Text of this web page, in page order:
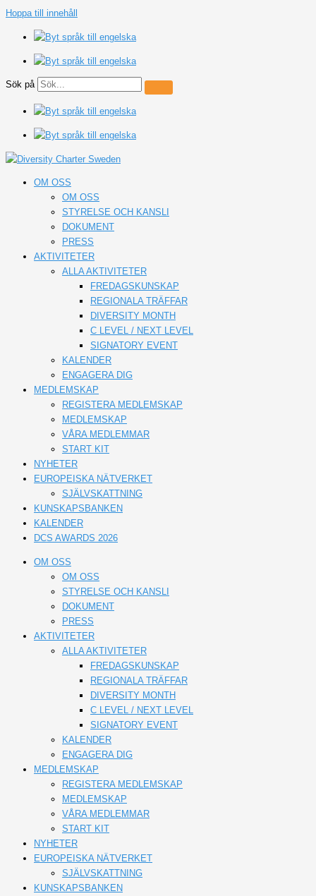
Hoppa till innehåll
Sök på
OM OSS
OM OSS
STYRELSE OCH KANSLI
DOKUMENT
PRESS
AKTIVITETER
ALLA AKTIVITETER
FREDAGSKUNSKAP
REGIONALA TRÄFFAR
DIVERSITY MONTH
C LEVEL / NEXT LEVEL
SIGNATORY EVENT
KALENDER
ENGAGERA DIG
MEDLEMSKAP
REGISTERA MEDLEMSKAP
MEDLEMSKAP
VÅRA MEDLEMMAR
START KIT
NYHETER
EUROPEISKA NÄTVERKET
SJÄLVSKATTNING
KUNSKAPSBANKEN
KALENDER
DCS AWARDS 2026
OM OSS
OM OSS
STYRELSE OCH KANSLI
DOKUMENT
PRESS
AKTIVITETER
ALLA AKTIVITETER
FREDAGSKUNSKAP
REGIONALA TRÄFFAR
DIVERSITY MONTH
C LEVEL / NEXT LEVEL
SIGNATORY EVENT
KALENDER
ENGAGERA DIG
MEDLEMSKAP
REGISTERA MEDLEMSKAP
MEDLEMSKAP
VÅRA MEDLEMMAR
START KIT
NYHETER
EUROPEISKA NÄTVERKET
SJÄLVSKATTNING
KUNSKAPSBANKEN